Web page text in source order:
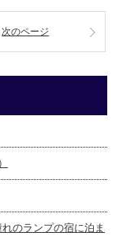
次のページ
のランプの宿に泊ま